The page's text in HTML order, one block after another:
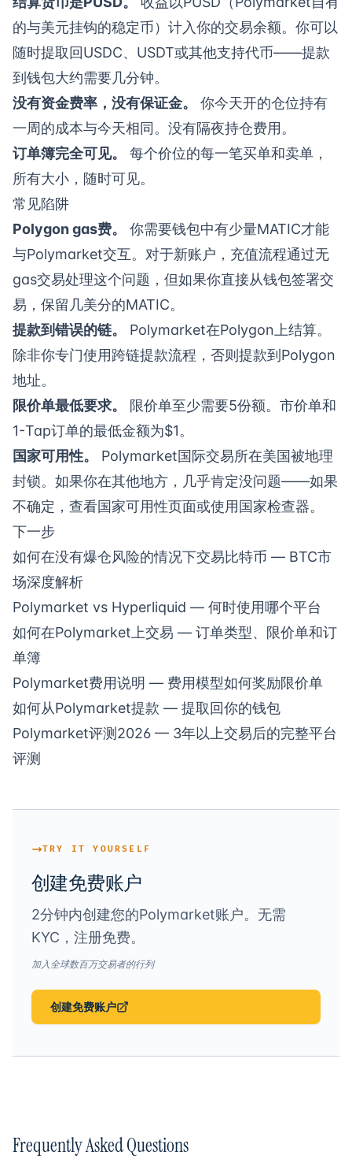
的与美元挂钩的稳定币）计入你的交易余额。你可以
随时提取回USDC、USDT或其他支持代币——提款
到钱包大约需要几分钟。
没有资金费率，没有保证金。
你今天开的仓位持有
一周的成本与今天相同。没有隔夜持仓费用。
订单簿完全可见。
每个价位的每一笔买单和卖单，
所有大小，随时可见。
常见陷阱
Polygon gas费。
你需要钱包中有少量MATIC才能
与Polymarket交互。对于新账户，充值流程通过无
gas交易处理这个问题，但如果你直接从钱包签署交
易，保留几美分的MATIC。
提款到错误的链。
Polymarket在Polygon上结算。
除非你专门使用跨链提款流程，否则提款到Polygon
地址。
限价单最低要求。
限价单至少需要5份额。市价单和
1-Tap订单的最低金额为$1。
国家可用性。
Polymarket国际交易所在美国被地理
封锁。如果你在其他地方，几乎肯定没问题——如果
不确定，查看国家可用性页面或使用 国家检查器。
下一步
如何在没有爆仓风险的情况下交易比特币 — BTC市
场深度解析
Polymarket vs Hyperliquid — 何时使用哪个平台
如何在Polymarket上交易 — 订单类型、限价单和订
单簿
Polymarket费用说明 — 费用模型如何奖励限价单
如何从Polymarket提款 — 提取回你的钱包
Polymarket评测2026 — 3年以上交易后的完整平台
评测
TRY IT YOURSELF
创建免费账户
2分钟内创建您的Polymarket账户。无需
KYC，注册免费。
加入全球数百万交易者的行列
创建免费账户
Frequently Asked Questions